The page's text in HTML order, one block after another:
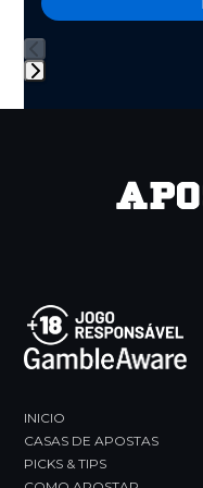
buttons
INICIO
CASAS DE APOSTAS
PICKS & TIPS